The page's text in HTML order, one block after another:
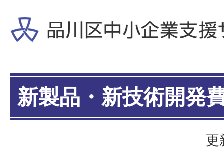
新製品・新技術開発
更